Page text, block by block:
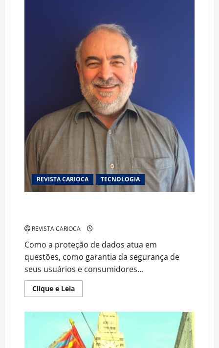
REVISTA CARIOCA TECNOLOGIA
REVISTA CARIOCA
Como a proteção de dados atua em
questões, como garantia da segurança de
seus usuários e consumidores...
Clique e LeiaRead
more
de
compra
online
no
Brasil